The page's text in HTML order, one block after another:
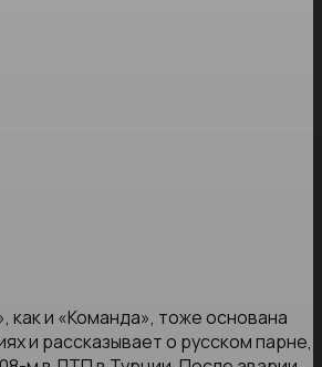
как и «Команда», тоже основана
и рассказывает о русском парне,